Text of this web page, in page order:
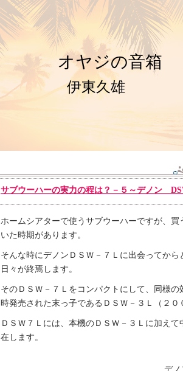
オヤジの音箱
伊東久雄
サブウーハーの実力の程は？－５～デノン
ホームシアターで使うサブウーハーですが、
いた時期があります。
そんな時にデノンＤＳＷ－７Ｌに出会ってか
日々が終焉します。
そのＤＳＷ－７Ｌをコンパクトにして、同様
時発売された末っ子であるＤＳＷ－３Ｌ（２０
ＤＳＷ７Ｌには、本機のＤＳＷ－３Ｌに加え
在します。